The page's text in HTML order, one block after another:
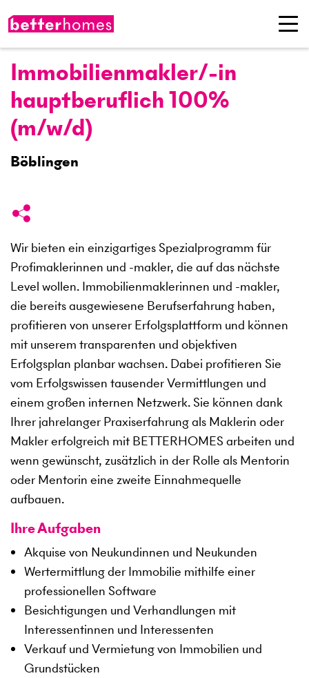
Immobilienmakler/-in
hauptberuflich 100%
(m/w/d)
Böblingen
Wir bieten ein einzigartiges Spezialprogramm für
Profimaklerinnen und -makler, die auf das nächste
Level wollen. Immobilienmaklerinnen und -makler,
die bereits ausgewiesene Berufserfahrung haben,
profitieren von unserer Erfolgsplattform und können
mit unserem transparenten und objektiven
Erfolgsplan planbar wachsen. Dabei profitieren Sie
vom Erfolgswissen tausender Vermittlungen und
einem großen internen Netzwerk. Sie können dank
Ihrer jahrelanger Praxiserfahrung als Maklerin oder
Makler erfolgreich mit BETTERHOMES arbeiten und
wenn gewünscht, zusätzlich in der Rolle als Mentorin
oder Mentorin eine zweite Einnahmequelle
aufbauen.
Ihre Aufgaben
Akquise von Neukundinnen und Neukunden
Wertermittlung der Immobilie mithilfe einer
professionellen Software
Besichtigungen und Verhandlungen mit
Interessentinnen und Interessenten
Verkauf und Vermietung von Immobilien und
Grundstücken